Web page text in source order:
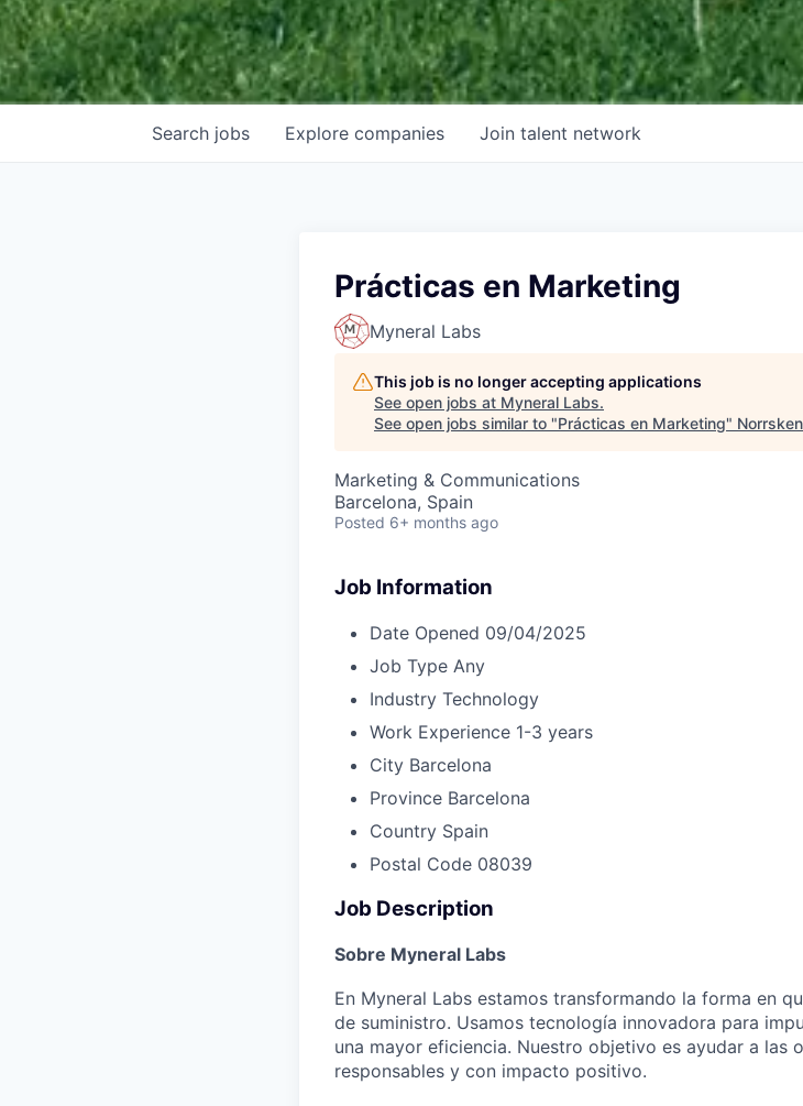
Search jobs Explore companies Join talent network
Prácticas en Marketing
Myneral Labs
This job is no longer accepting applications
See open jobs at Myneral Labs.
See open jobs similar to "Prácticas en Marketing" Norrsken
Marketing & Communications
Barcelona, Spain
Posted 6+ months ago
Job Information
Date Opened 09/04/2025
Job Type Any
Industry Technology
Work Experience 1-3 years
City Barcelona
Province Barcelona
Country Spain
Postal Code 08039
Job Description
Sobre Myneral Labs
En Myneral Labs estamos transformando la forma en
de suministro. Usamos tecnología innovadora para
una mayor eficiencia. Nuestro objetivo es ayudar a las
responsables y con impacto positivo.